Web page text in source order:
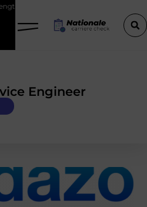
Dag
Engineer